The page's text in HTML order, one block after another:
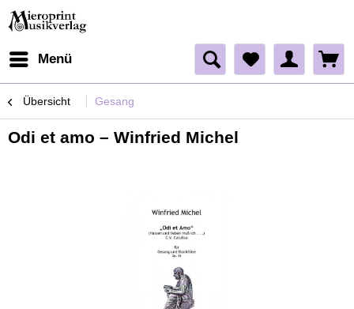
Menü
Übersicht Gesang
Odi et amo – Winfried Michel